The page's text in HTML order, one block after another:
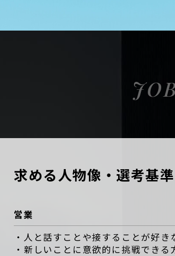
求める人物像・選考基準
営業
・人と話すことや接することが好き
・新しいことに意欲的に挑戦できる